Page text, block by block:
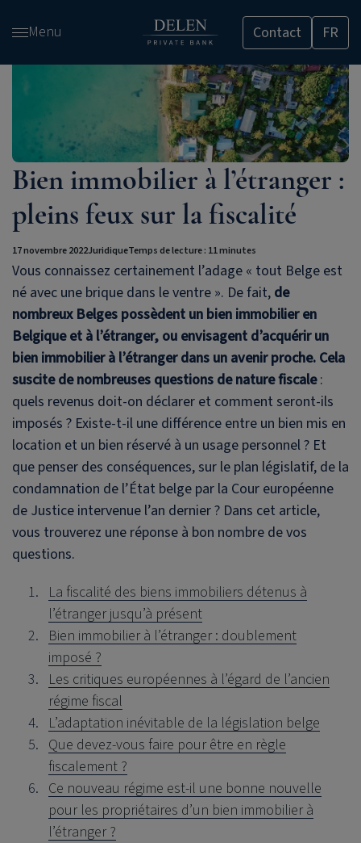
contenu
Menu Contact FR
Bien immobilier à l’étranger :
pleins feux sur la fiscalité
17 novembre 2022JuridiqueTemps de lecture : 11 minutes
Vous connaissez certainement l’adage « tout Belge est
né avec une brique dans le ventre ». De fait, de
nombreux Belges possèdent un bien immobilier en
Belgique et à l’étranger, ou envisagent d’acquérir un
bien immobilier à l’étranger dans un avenir proche. Cela
suscite de nombreuses questions de nature fiscale:
quels revenus doit-on déclarer et comment seront-ils
imposés ? Existe-t-il une différence entre un bien mis en
location et un bien réservé à un usage personnel ? Et
que penser des conséquences, sur le plan législatif, de la
condamnation de l’État belge par la Cour européenne
de Justice intervenue l’an dernier ? Dans cet article,
vous trouverez une réponse à bon nombre de vos
questions.
La fiscalité des biens immobiliers détenus à
l’étranger jusqu’à présent
Bien immobilier à l’étranger : doublement
imposé ?
Les critiques européennes à l’égard de l’ancien
régime fiscal
L’adaptation inévitable de la législation belge
Que devez-vous faire pour être en règle
fiscalement ?
Ce nouveau régime est-il une bonne nouvelle
pour les propriétaires d’un bien immobilier à
l’étranger ?